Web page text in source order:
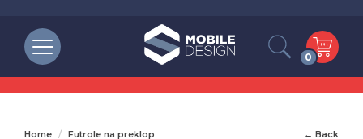
0
Home Futrole na preklop ← Back